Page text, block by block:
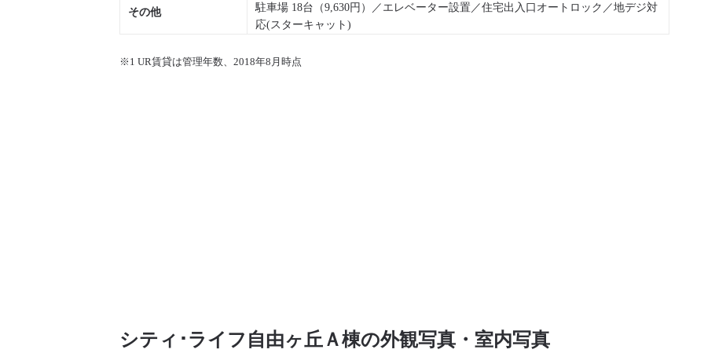
その他
駐車場 18台（9,630円）／エレベーター設置／住宅出入口オートロック／地デジ対
応(スターキャット)
※1 UR賃貸は管理年数、2018年8月時点
シティ･ライフ自由ヶ丘Ａ棟の外観写真・室内写真